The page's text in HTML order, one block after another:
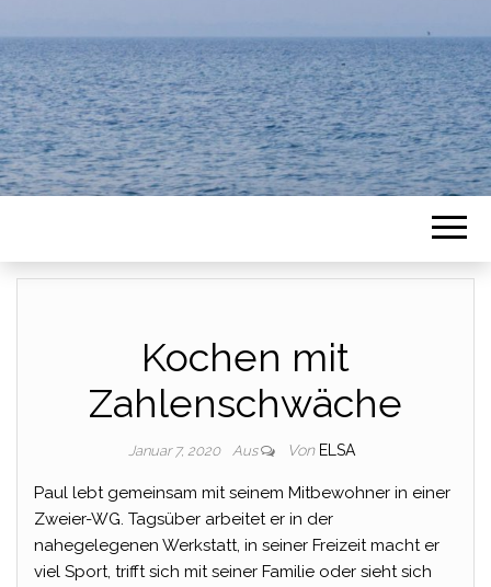
Kochen mit
Zahlenschwäche
Januar 7, 2020 Aus Von ELSA
Paul lebt gemeinsam mit seinem Mitbewohner in einer
Zweier-WG. Tagsüber arbeitet er in der
nahegelegenen Werkstatt, in seiner Freizeit macht er
viel Sport, trifft sich mit seiner Familie oder sieht sich